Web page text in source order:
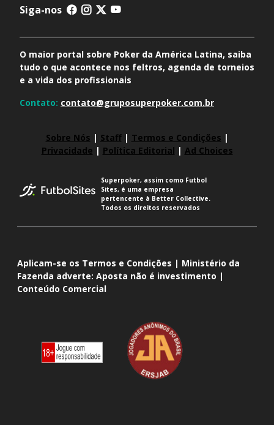
Siga-nos
O maior portal sobre Poker da América Latina, saiba
tudo o que acontece nos feltros, agenda de torneios
e a vida dos profissionais
Contato: contato@gruposuperpoker.com.br
Sobre Nós | Staff| Termos e Condições |
Privacidade | Política Editorial | Ad Choices
Superpoker, assim como Futbol
Sites, é uma empresa
pertencente à Better Collective.
Todos os direitos reservados
Aplicam-se os Termos e Condições | Ministério da
Fazenda adverte: Aposta não é investimento |
Conteúdo Comercial